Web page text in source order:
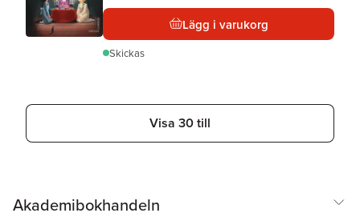
Lägg i varukorg
Skickas
Visa 30 till
Akademibokhandeln